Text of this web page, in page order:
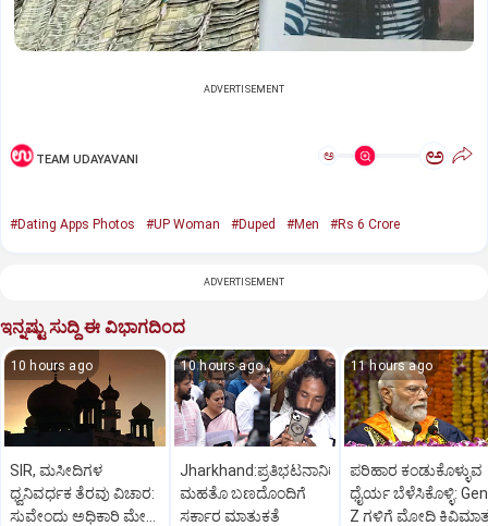
ADVERTISEMENT
TEAM UDAYAVANI ಅ ಅ
#Dating Apps Photos #UP Woman #Duped #Men #Rs 6 Crore
ADVERTISEMENT
ಇನ್ನಷ್ಟು ಸುದ್ದಿ ಈ ವಿಭಾಗದಿಂದ
10 hours ago
SIR, ಮಸೀದಿಗಳ
ಧ್ವನಿವರ್ಧಕ ತೆರವು ವಿಚಾರ:
ಸುವೇಂದು ಅಧಿಕಾರಿ ಮೇಲೆ
10 hours ago
Jharkhand:ಪ್ರತಿಭಟನಾನಿರತ
ಮಹತೊ ಬಣದೊಂದಿಗೆ
ಸರ್ಕಾರ ಮಾತುಕತೆ
11 hours ago
ಪರಿಹಾರ ಕಂಡುಕೊಳ್ಳುವ
ಧೈರ್ಯ ಬೆಳೆಸಿಕೊಳ್ಳಿ:
Z ಗಳಿಗೆ ಮೋದಿ